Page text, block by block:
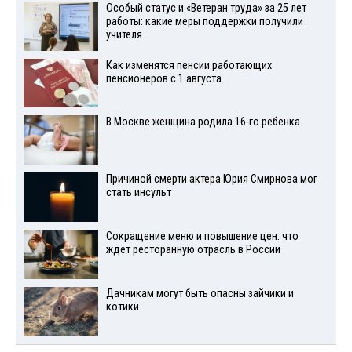
Особый статус и «Ветеран труда» за 25 лет
работы: какие меры поддержки получили
учителя
Как изменятся пенсии работающих
пенсионеров с 1 августа
В Москве женщина родила 16-го ребенка
Причиной смерти актера Юрия Смирнова мог
стать инсульт
Сокращение меню и повышение цен: что
ждет ресторанную отрасль в России
Дачникам могут быть опасны зайчики и
котики